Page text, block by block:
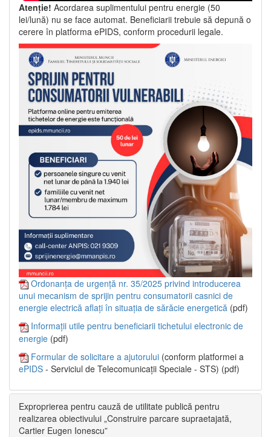
Atenție! Acordarea suplimentului pentru energie (50
lei/lună) nu se face automat. Beneficiarii trebuie să depună o
cerere în platforma ePIDS, conform procedurii legale.
Ordonanța de urgență nr. 35/2025 privind introducerea
unui mecanism de sprijin pentru consumatorii casnici de
energie electrică aflați în situația de sărăcie energetică (pdf)
Informații utile pentru beneficiarii tichetului electronic de
energie (pdf)
Formular de solicitare a ajutorului (conform platformei a
ePIDS - Serviciul de Telecomunicații Speciale - STS) (pdf)
Exproprierea pentru cauză de utilitate publică pentru
realizarea obiectivului „Construire parcare supraetajată,
Cartier Eugen Ionescu”